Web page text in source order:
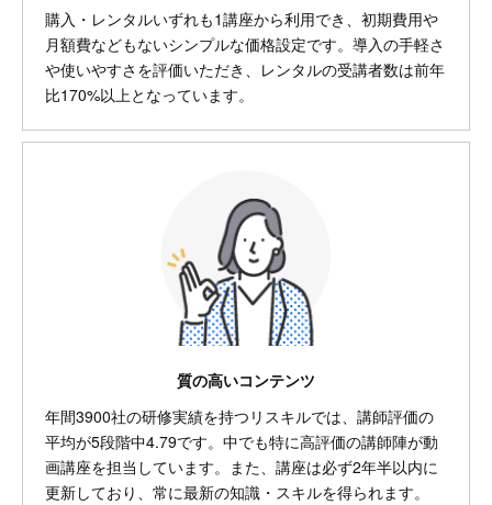
購入・レンタルいずれも1講座から利用でき、初期費用や
月額費などもないシンプルな価格設定です。導入の手軽さ
や使いやすさを評価いただき、レンタルの受講者数は前年
比170%以上となっています。
質の高いコンテンツ
年間3900社の研修実績を持つリスキルでは、講師評価の
平均が5段階中4.79です。中でも特に高評価の講師陣が動
画講座を担当しています。また、講座は必ず2年半以内に
更新しており、常に最新の知識・スキルを得られます。